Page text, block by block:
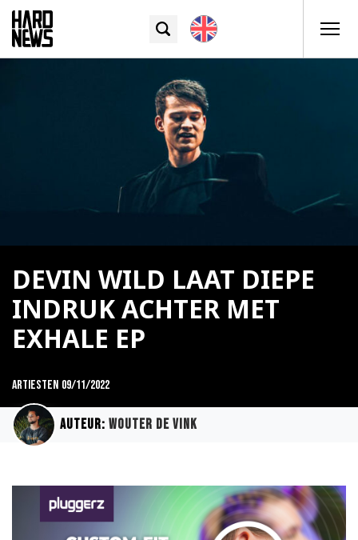
DEVIN WILD LAAT DIEPE
INDRUK ACHTER MET
EXHALE EP
Artiesten 09/11/2022
Auteur: Wouter de Vink